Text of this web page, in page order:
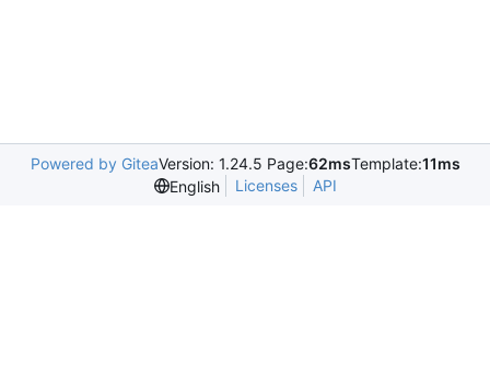
Powered by GiteaVersion: 1.24.5 Page:62msTemplate:11ms
English
Licenses API